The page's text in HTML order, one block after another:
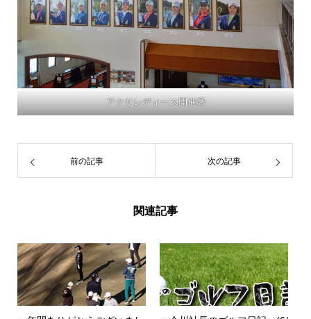
アクサレディース開催②
前の記事 次の記事
関連記事